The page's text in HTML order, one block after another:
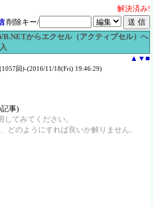
解決済み!
削除キー/
からエクセル（アクティブセル）へ
▲ ▼ ■
回)-(2016/11/18(Fri) 19:46:29)
事)
してみてください。
どのようにすれば良いか解りません。